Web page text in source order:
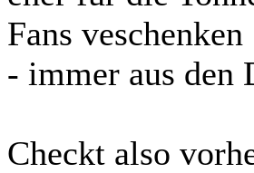
Fans veschenken
- immer aus den
Checkt also